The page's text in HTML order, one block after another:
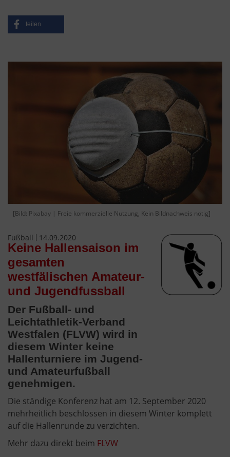
teilen
[Bild: Pixabay | Freie kommerzielle Nutzung, Kein Bildnachweis nötig]
Fußball 14.09.2020
Keine Hallensaison im
gesamten
westfälischen Amateur-
und Jugendfussball
Der Fußball- und
Leichtathletik-Verband
Westfalen (FLVW) wird in
diesem Winter keine
Hallenturniere im Jugend-
und Amateurfußball
genehmigen.
Die ständige Konferenz hat am 12. September 2020
mehrheitlich beschlossen in diesem Winter komplett
auf die Hallenrunde zu verzichten.
Mehr dazu direkt beim FLVW